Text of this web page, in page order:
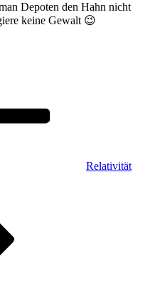
Depoten den Hahn nicht
keine Gewalt 😉
Relativität